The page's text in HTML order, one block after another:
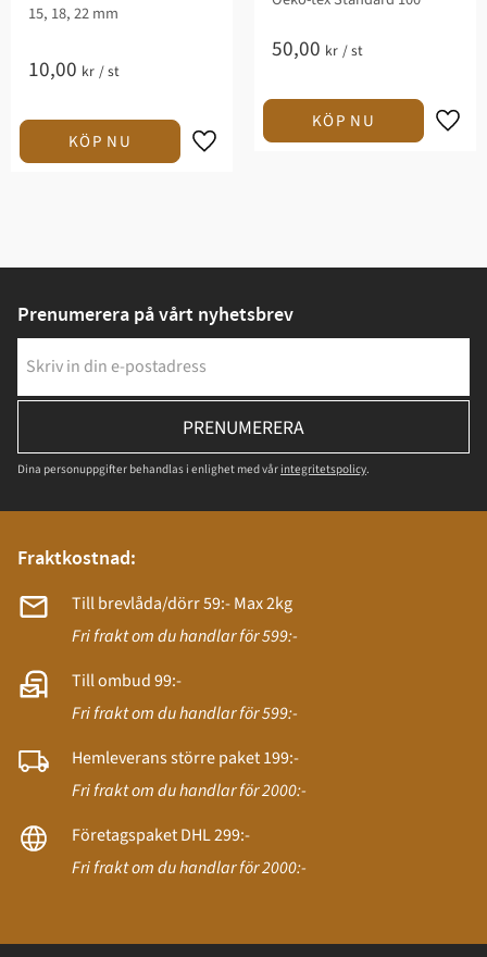
15, 18, 22 mm
10,00 kr /st
50,00 kr /st
Prenumerera på vårt nyhetsbrev
PRENUMERERA
Dina personuppgifter behandlas i enlighet med vår integritetspolicy.
Fraktkostnad:
Till brevlåda/dörr 59:- Max 2kg
Fri frakt om du handlar för 599:-
Till ombud 99:-
Fri frakt om du handlar för 599:-
Hemleverans större paket 199:-
Fri frakt om du handlar för 2000:-
Företagspaket DHL 299:-
Fri frakt om du handlar för 2000:-